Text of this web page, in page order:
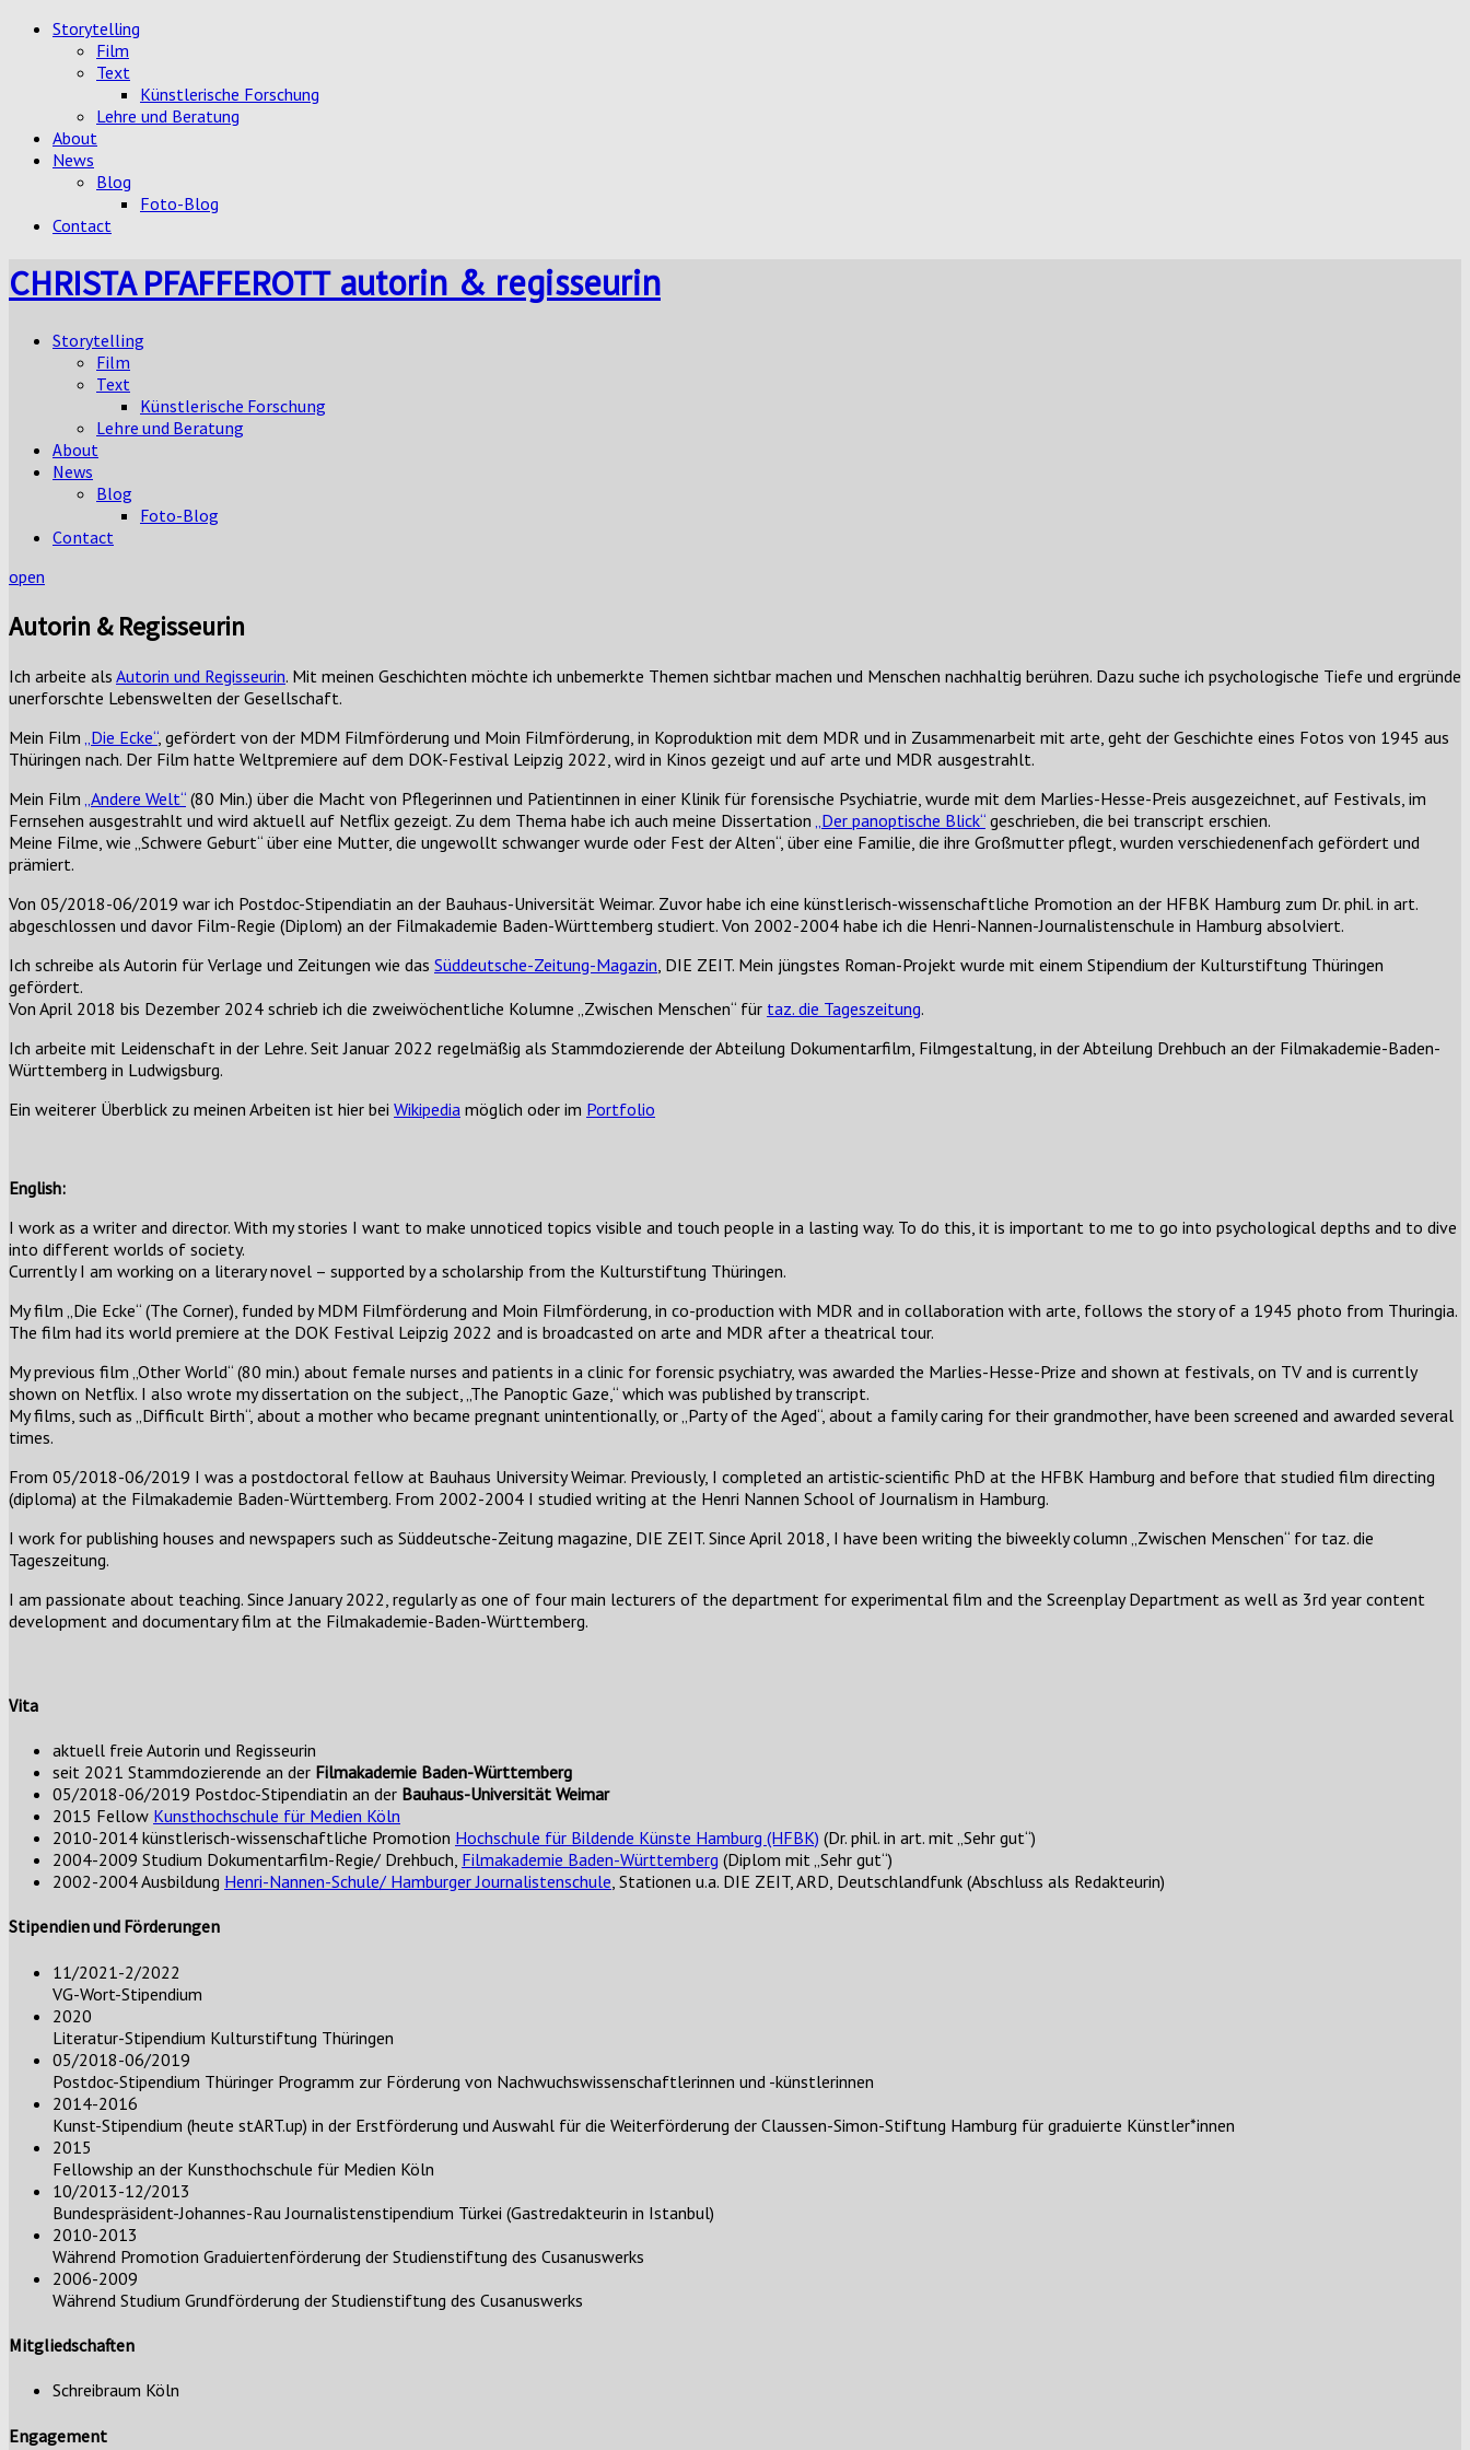
Storytelling
Film
Text
Künstlerische Forschung
Lehre und Beratung
About
News
Blog
Foto-Blog
Contact
CHRISTA PFAFFEROTT autorin & regisseurin
Storytelling
Film
Text
Künstlerische Forschung
Lehre und Beratung
About
News
Blog
Foto-Blog
Contact
open
Autorin & Regisseurin
Ich arbeite als Autorin und Regisseurin. Mit meinen Geschichten möchte ich unbemerkte Themen sichtbar machen und Menschen nachhaltig berühren. Dazu suche ich psychologische Tiefe und ergründe
unerforschte Lebenswelten der Gesellschaft.
Mein Film „Die Ecke“, gefördert von der MDM Filmförderung und Moin Filmförderung, in Koproduktion mit dem MDR und in Zusammenarbeit mit arte, geht der Geschichte eines Fotos von 1945 aus
Thüringen nach. Der Film hatte Weltpremiere auf dem DOK-Festival Leipzig 2022, wird in Kinos gezeigt und auf arte und MDR ausgestrahlt.
Mein Film „Andere Welt“ (80 Min.) über die Macht von Pflegerinnen und Patientinnen in einer Klinik für forensische Psychiatrie, wurde mit dem Marlies-Hesse-Preis ausgezeichnet, auf Festivals, im
Fernsehen ausgestrahlt und wird aktuell auf Netflix gezeigt. Zu dem Thema habe ich auch meine Dissertation „Der panoptische Blick“ geschrieben, die bei transcript erschien.
Meine Filme, wie „Schwere Geburt“ über eine Mutter, die ungewollt schwanger wurde oder Fest der Alten“, über eine Familie, die ihre Großmutter pflegt, wurden verschiedenenfach gefördert und
prämiert.
Von 05/2018-06/2019 war ich Postdoc-Stipendiatin an der Bauhaus-Universität Weimar. Zuvor habe ich eine künstlerisch-wissenschaftliche Promotion an der HFBK Hamburg zum Dr. phil. in art.
abgeschlossen und davor Film-Regie (Diplom) an der Filmakademie Baden-Württemberg studiert. Von 2002-2004 habe ich die Henri-Nannen-Journalistenschule in Hamburg absolviert.
Ich schreibe als Autorin für Verlage und Zeitungen wie das Süddeutsche-Zeitung-Magazin , DIE ZEIT. Mein jüngstes Roman-Projekt wurde mit einem Stipendium der Kulturstiftung Thüringen
gefördert.
Von April 2018 bis Dezember 2024 schrieb ich die zweiwöchentliche Kolumne „Zwischen Menschen“ für taz. die Tageszeitung.
Ich arbeite mit Leidenschaft in der Lehre. Seit Januar 2022 regelmäßig als Stammdozierende der Abteilung Dokumentarfilm, Filmgestaltung, in der Abteilung Drehbuch an der Filmakademie-Baden-
Württemberg in Ludwigsburg.
Ein weiterer Überblick zu meinen Arbeiten ist hier bei Wikipedia möglich oder im Portfolio
English:
I work as a writer and director. With my stories I want to make unnoticed topics visible and touch people in a lasting way. To do this, it is important to me to go into psychological depths and to dive
into different worlds of society.
Currently I am working on a literary novel – supported by a scholarship from the Kulturstiftung Thüringen.
My film „Die Ecke“ (The Corner), funded by MDM Filmförderung and Moin Filmförderung, in co-production with MDR and in collaboration with arte, follows the story of a 1945 photo from Thuringia.
The film had its world premiere at the DOK Festival Leipzig 2022 and is broadcasted on arte and MDR after a theatrical tour.
My previous film „Other World“ (80 min.) about female nurses and patients in a clinic for forensic psychiatry, was awarded the Marlies-Hesse-Prize and shown at festivals, on TV and is currently
shown on Netflix. I also wrote my dissertation on the subject, „The Panoptic Gaze,“ which was published by transcript.
My films, such as „Difficult Birth“, about a mother who became pregnant unintentionally, or „Party of the Aged“, about a family caring for their grandmother, have been screened and awarded several
times.
From 05/2018-06/2019 I was a postdoctoral fellow at Bauhaus University Weimar. Previously, I completed an artistic-scientific PhD at the HFBK Hamburg and before that studied film directing
(diploma) at the Filmakademie Baden-Württemberg. From 2002-2004 I studied writing at the Henri Nannen School of Journalism in Hamburg.
I work for publishing houses and newspapers such as Süddeutsche-Zeitung magazine, DIE ZEIT. Since April 2018, I have been writing the biweekly column „Zwischen Menschen“ for taz. die
Tageszeitung.
I am passionate about teaching. Since January 2022, regularly as one of four main lecturers of the department for experimental film and the Screenplay Department as well as 3rd year content
development and documentary film at the Filmakademie-Baden-Württemberg.
Vita
aktuell freie Autorin und Regisseurin
seit 2021 Stammdozierende an der Filmakademie Baden-Württemberg
05/2018-06/2019 Postdoc-Stipendiatin an der Bauhaus-Universität Weimar
2015 Fellow Kunsthochschule für Medien Köln
2010-2014 künstlerisch-wissenschaftliche Promotion Hochschule für Bildende Künste Hamburg (HFBK) (Dr. phil. in art. mit „Sehr gut“)
2004-2009 Studium Dokumentarfilm-Regie/ Drehbuch, Filmakademie Baden-Württemberg (Diplom mit „Sehr gut“)
2002-2004 Ausbildung Henri-Nannen-Schule/ Hamburger Journalistenschule, Stationen u.a. DIE ZEIT, ARD, Deutschlandfunk (Abschluss als Redakteurin)
Stipendien und Förderungen
11/2021-2/2022
VG-Wort-Stipendium
2020
Literatur-Stipendium Kulturstiftung Thüringen
05/2018-06/2019
Postdoc-Stipendium Thüringer Programm zur Förderung von Nachwuchswissenschaftlerinnen und -künstlerinnen
2014-2016
Kunst-Stipendium (heute stART.up) in der Erstförderung und Auswahl für die Weiterförderung der Claussen-Simon-Stiftung Hamburg für graduierte Künstler*innen
2015
Fellowship an der Kunsthochschule für Medien Köln
10/2013-12/2013
Bundespräsident-Johannes-Rau Journalistenstipendium Türkei (Gastredakteurin in Istanbul)
2010-2013
Während Promotion Graduiertenförderung der Studienstiftung des Cusanuswerks
2006-2009
Während Studium Grundförderung der Studienstiftung des Cusanuswerks
Mitgliedschaften
Schreibraum Köln
Engagement